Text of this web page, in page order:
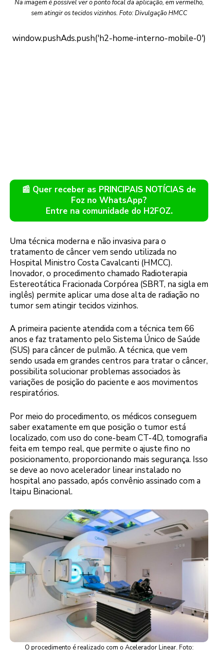
Na imagem é possível ver o ponto focal da aplicação, em vermelho,
sem atingir os tecidos vizinhos. Foto: Divulgação HMCC
📰 Quer receber as PRINCIPAIS NOTÍCIAS de
Foz no WhatsApp?
Entre na comunidade do H2FOZ.
Uma técnica moderna e não invasiva para o
tratamento de câncer vem sendo utilizada no
Hospital Ministro Costa Cavalcanti (HMCC).
Inovador, o procedimento chamado Radioterapia
Estereotática Fracionada Corpórea (SBRT, na sigla em
inglês) permite aplicar uma dose alta de radiação no
tumor sem atingir tecidos vizinhos.
A primeira paciente atendida com a técnica tem 66
anos e faz tratamento pelo Sistema Único de Saúde
(SUS) para câncer de pulmão. A técnica, que vem
sendo usada em grandes centros para tratar o câncer,
possibilita solucionar problemas associados às
variações de posição do paciente e aos movimentos
respiratórios.
Por meio do procedimento, os médicos conseguem
saber exatamente em que posição o tumor está
localizado, com uso do cone-beam CT-4D, tomografia
feita em tempo real, que permite o ajuste fino no
posicionamento, proporcionando mais segurança. Isso
se deve ao novo acelerador linear instalado no
hospital ano passado, após convênio assinado com a
Itaipu Binacional.
O procedimento é realizado com o Acelerador Linear. Foto: